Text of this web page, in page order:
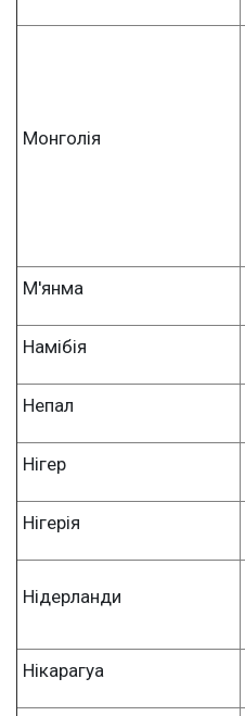
Монголія
М'янма
Намібія
Непал
Нігер
Нігерія
Нідерланди
Нікарагуа